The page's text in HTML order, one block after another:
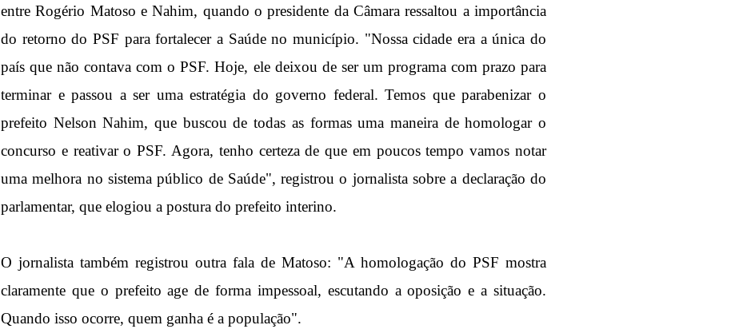
entre Rogério Matoso e Nahim, quando o presidente da Câmara ressaltou a importância
do retorno do PSF para fortalecer a Saúde no município. "Nossa cidade era a única do
país que não contava com o PSF. Hoje, ele deixou de ser um programa com prazo para
terminar e passou a ser uma estratégia do governo federal. Temos que parabenizar o
prefeito Nelson Nahim, que buscou de todas as formas uma maneira de homologar o
concurso e reativar o PSF. Agora, tenho certeza de que em poucos tempo vamos notar
uma melhora no sistema público de Saúde", registrou o jornalista sobre a declaração do
parlamentar, que elogiou a postura do prefeito interino.
O jornalista também registrou outra fala de Matoso: "A homologação do PSF mostra
claramente que o prefeito age de forma impessoal, escutando a oposição e a situação.
Quando isso ocorre, quem ganha é a população".